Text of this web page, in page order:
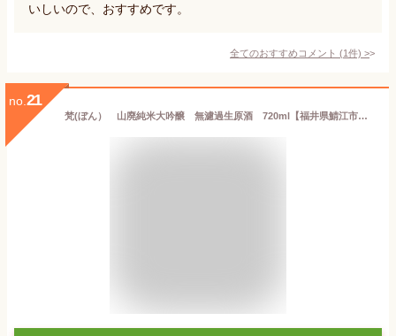
いしいので、おすすめです。
全てのおすすめコメント (1件) >
no. 21
梵(ぼん） 山廃純米大吟醸 無濾過生原酒 720ml【福井県鯖江市 加藤吉平商店の限定日本酒】